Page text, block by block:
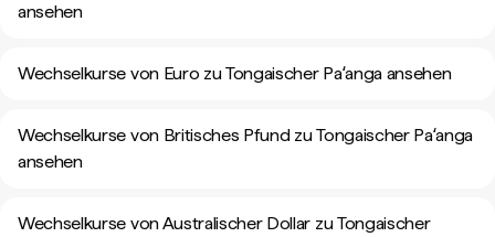
ansehen
Wechselkurse von Euro zu Tongaischer Paʻanga ansehen
Wechselkurse von Britisches Pfund zu Tongaischer Paʻanga
ansehen
Wechselkurse von Australischer Dollar zu Tongaischer